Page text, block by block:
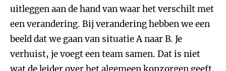
uitleggen aan de hand van waar het verschilt met
een verandering. Bij verandering hebben we een
beeld dat we gaan van situatie A naar B. Je
verhuist, je voegt een team samen. Dat is niet